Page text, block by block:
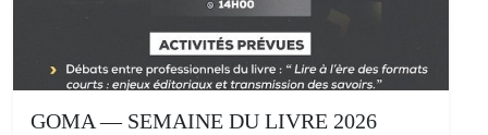
GOMA — SEMAINE DU LIVRE 2026